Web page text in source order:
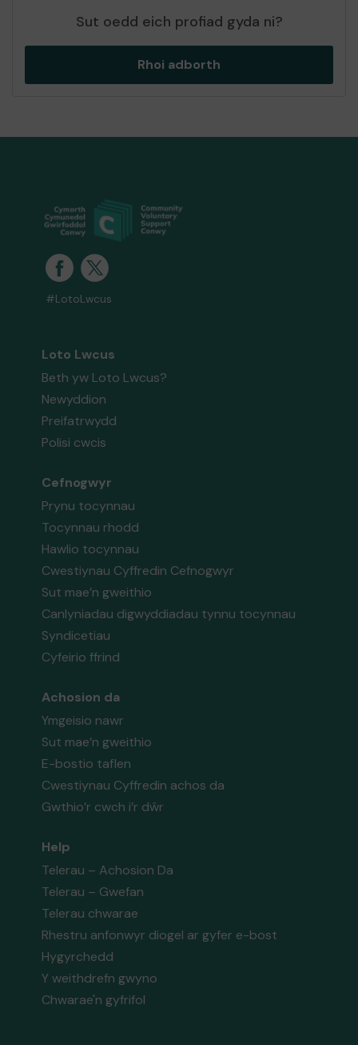
Sut oedd eich profiad gyda ni?
Rhoi adborth
#LotoLwcus
Loto Lwcus
Beth yw Loto Lwcus?
Newyddion
Preifatrwydd
Polisi cwcis
Cefnogwyr
Prynu tocynnau
Tocynnau rhodd
Hawlio tocynnau
Cwestiynau Cyffredin Cefnogwyr
Sut mae’n gweithio
Canlyniadau digwyddiadau tynnu tocynnau
Syndicetiau
Cyfeirio ffrind
Achosion da
Ymgeisio nawr
Sut mae’n gweithio
E-bostio taflen
Cwestiynau Cyffredin achos da
Gwthio’r cwch i’r dŵr
Help
Telerau – Achosion Da
Telerau – Gwefan
Telerau chwarae
Rhestru anfonwyr diogel ar gyfer e-bost
Hygyrchedd
Y weithdrefn gwyno
Chwarae'n gyfrifol